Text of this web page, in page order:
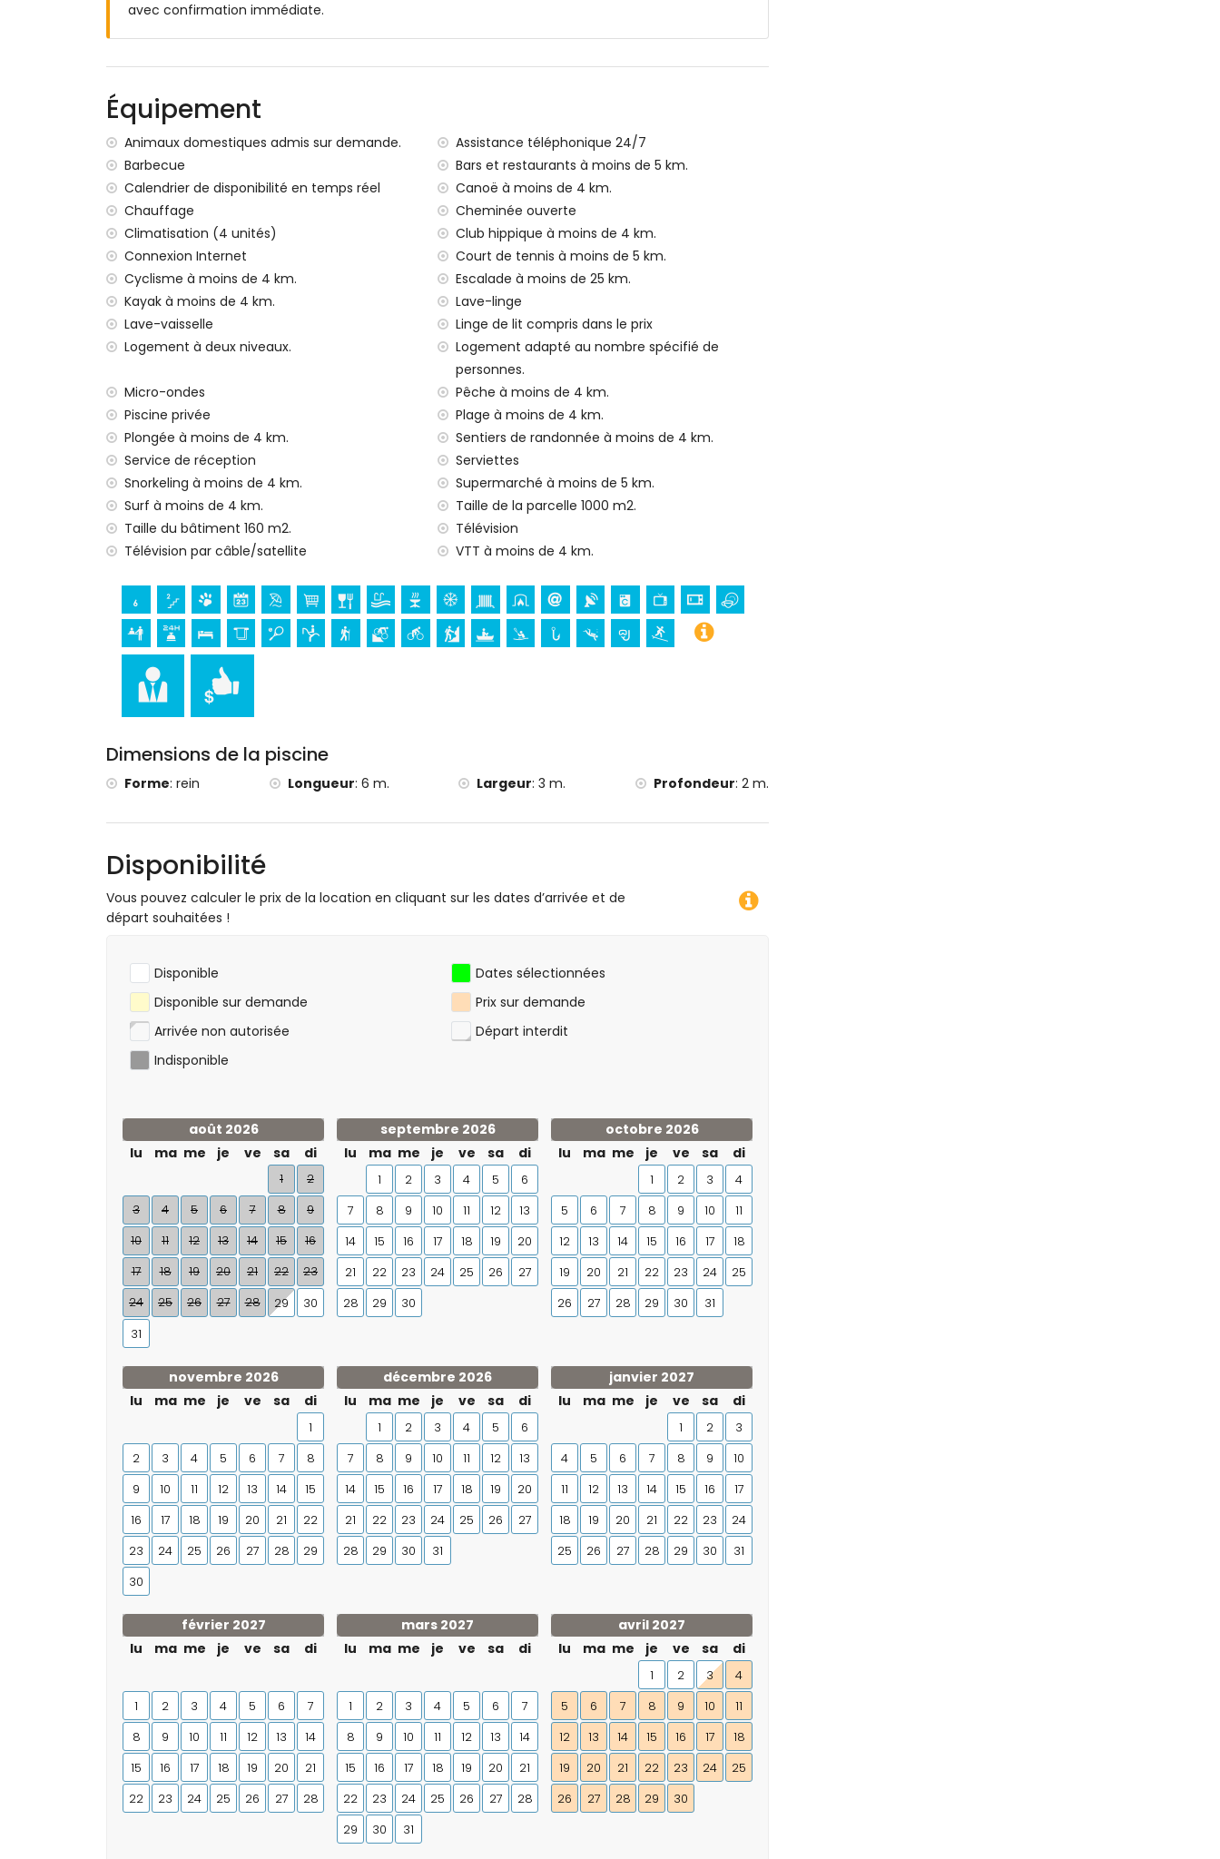
ville la plus proche : Poble Nou de Benitachell (à moins de 4 kilomètres de la villa)
rivière ou rivage le plus proche : Mer Méditerranée (à moins de 4 kilomètres de la villa)
parc le plus proche : Circle Park, Moraira (à moins de 10 kilomètres de la villa)
aéroport le plus proche : Alicante (à moins de 100 kilomètres de la villa)
deuxième aéroport le plus proche : Valence (> 100 kilomètres)
veuillez consulter si les animaux de compagnie sont autorisés
L'hébergement est très approprié pour les familles avec enfants
Équipements et services inclus dans le prix de location de la villa
internet (WiFi)
fer et planche à repasser
linge de lit et serviettes
service de réception et service d'urgence 24 heures sur 24
chauffage par air et climatisation
Équipements et services en supplément
lit supplémentaire et lit/berceau pour enfants (sur demande)
Divertissements et loisirs pour vos vacances à Benitachell, Costa Blanca
bar (à moins de 5 kilomètres de la maison)
Sites et culture à Benitachell, Costa Blanca
bâtiment architectural (Village Historique, Benitachell), lieu historique (Village Historique et
Benitachell) (à moins de 5 kilomètres de l'hébergement)
musée (Village Historique, Javea), église (Paroisse de Sainte Mª Magdalena, Benitachell), château
(Château de Teulada-Moraira), ruine (Tour de Cap d'Or) et monument (Château de Teulada-
Moraira) (à moins de 10 kilomètres de l'hébergement)
Sports
tennis, équitation, randonnée, VTT, cyclisme, canoë, kayak, pêche, plongée, snorkeling et surf (à
moins de 5 kilomètres de la villa)
golf (Club de Golf Javea) (à moins de 10 kilomètres de la villa)
escalade (à moins de 25 kilomètres de la villa)
avec confirmation immédiate.
Équipement
Animaux domestiques admis sur demande.
Assistance téléphonique 24/7
Barbecue
Bars et restaurants à moins de 5 km.
Calendrier de disponibilité en temps réel
Canoë à moins de 4 km.
Chauffage
Cheminée ouverte
Climatisation (4 unités)
Club hippique à moins de 4 km.
Connexion Internet
Court de tennis à moins de 5 km.
Cyclisme à moins de 4 km.
Escalade à moins de 25 km.
Kayak à moins de 4 km.
Lave-linge
Lave-vaisselle
Linge de lit compris dans le prix
Logement à deux niveaux.
Logement adapté au nombre spécifié de
personnes.
Micro-ondes
Pêche à moins de 4 km.
Piscine privée
Plage à moins de 4 km.
Plongée à moins de 4 km.
Sentiers de randonnée à moins de 4 km.
Service de réception
Serviettes
Snorkeling à moins de 4 km.
Supermarché à moins de 5 km.
Surf à moins de 4 km.
Taille de la parcelle 1000 m2.
Taille du bâtiment 160 m2.
Télévision
Télévision par câble/satellite
VTT à moins de 4 km.
Dimensions de la piscine
Forme: rein Longueur: 6 m. Largeur:3 m. Profondeur: 2 m.
Disponibilité
Vous pouvez calculer le prix de la location en cliquant sur les dates d’arrivée et de
départ souhaitées !
Disponible
Dates sélectionnées
Disponible sur demande
Prix sur demande
Arrivée non autorisée
Départ interdit
Indisponible
août 2026
lu
ma me je ve sa di
1
2
3
4 5 6 7 8
9
10
11 12 13 14 15
16
17
18 19 20 21 22
23
24
25 26 27 28 29
30
31
septembre 2026
lu
ma me je ve sa di
1 2 3 4 5
6
7
8 9 10 11 12
13
14
15 16 17 18 19
20
21
22 23 24 25 26
27
28
29 30
octobre 2026
lu
ma me je ve sa di
1 2 3
4
5
6 7 8 9 10
11
12
13 14 15 16 17
18
19
20 21 22 23 24
25
26
27 28 29 30 31
novembre 2026
lu
ma me je ve sa di
1
2
3 4 5 6 7
8
9
10 11 12 13 14
15
16
17 18 19 20 21
22
23
24 25 26 27 28
29
30
décembre 2026
lu
ma me je ve sa di
1 2 3 4 5
6
7
8 9 10 11 12
13
14
15 16 17 18 19
20
21
22 23 24 25 26
27
28
29 30 31
janvier 2027
lu
ma me je ve sa di
1 2
3
4
5 6 7 8 9
10
11
12 13 14 15 16
17
18
19 20 21 22 23
24
25
26 27 28 29 30 31
février 2027
lu
ma me je ve sa di
1 2 3 4 5 6
7
8
9 10 11 12 13
14
15
16 17 18 19 20
21
22
23 24 25 26 27 28
mars 2027
lu
ma me je ve sa di
1 2 3 4 5 6
7
8
9 10 11 12 13
14
15
16 17 18 19 20
21
22
23 24 25 26 27
28
29
30 31
avril 2027
lu
ma me je ve sa di
1 2 3
4
5
6 7 8 9 10
11
12
13 14 15 16 17
18
19
20 21 22 23 24
25
26
27 28 29 30